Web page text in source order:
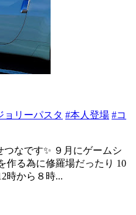
ョリーパスタ #本人登場 #コ
なです✨ ９月にゲームシ
作る為に修羅場だったり 10
時から８時...